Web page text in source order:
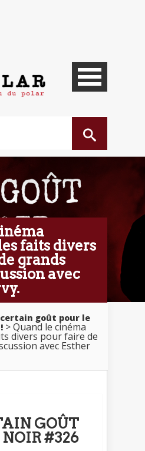
faits divers
grands
avec
goût pour le
> Quand le cinéma
divers pour faire de
avec Esther
GOÛT
NOIR #326